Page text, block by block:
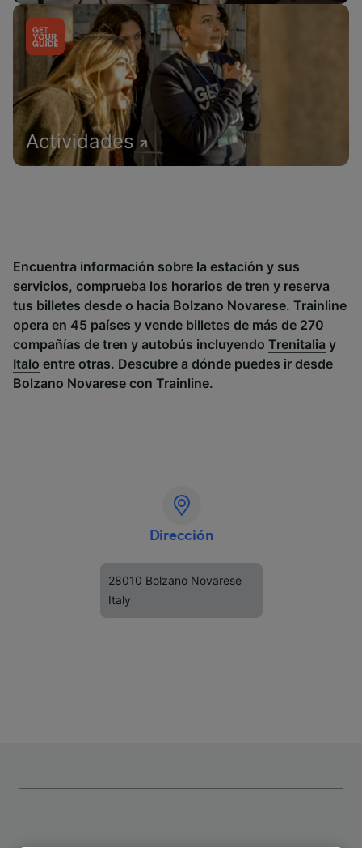
Actividades
Encuentra información sobre la estación y sus
servicios, comprueba los horarios de tren y reserva
tus billetes desde o hacia Bolzano Novarese. Trainline
opera en 45 países y vende billetes de más de 270
compañías de tren y autobús incluyendo Trenitalia y
Italo entre otras. Descubre a dónde puedes ir desde
Bolzano Novarese con Trainline.
Dirección
28010 Bolzano Novarese
Italy